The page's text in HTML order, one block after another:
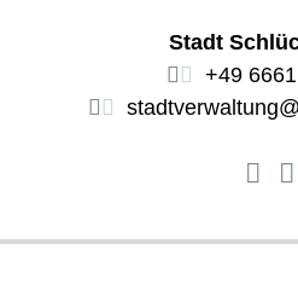
Stadt
+49